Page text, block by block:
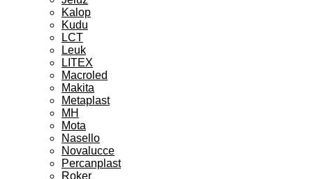
Kalop
Kudu
LCT
Leuk
LITEX
Macroled
Makita
Metaplast
MH
Mota
Nasello
Novalucce
Percanplast
Roker